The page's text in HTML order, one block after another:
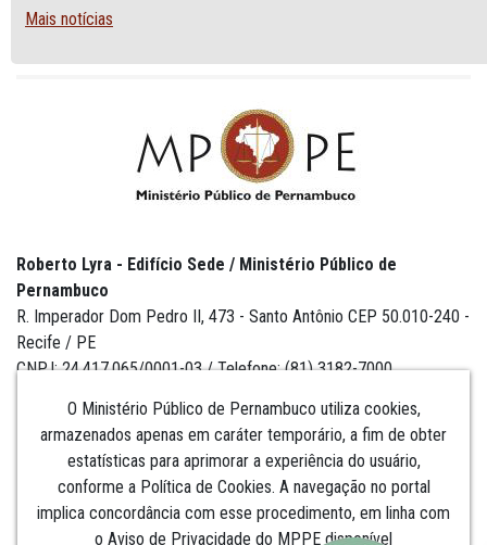
Mais notícias
O Ministério Público de Pernambuco utiliza cookies,
armazenados apenas em caráter temporário, a fim de obter
estatísticas para aprimorar a experiência do usuário,
conforme a Política de Cookies. A navegação no portal
implica concordância com esse procedimento, em linha com
o Aviso de Privacidade do MPPE disponível
Roberto Lyra - Edifício Sede / Ministério Público de
Pernambuco
R. Imperador Dom Pedro II, 473 - Santo Antônio CEP 50.010-240 -
Recife / PE
CNPJ: 24.417.065/0001-03 / Telefone: (81) 3182-7000
Institucional
Comunicação